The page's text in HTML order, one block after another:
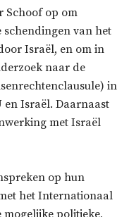
Schoof op om
schendingen van het
Israël, en om in
naar de
in
en Israël. Daarnaast
met Israël
op hun
het Internationaal